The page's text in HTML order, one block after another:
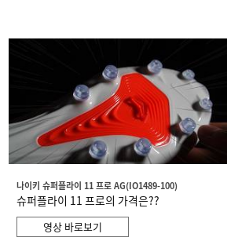
나이키 슈퍼플라이 11 프로 AG(IO1489-100)
슈퍼플라이 11 프로의 가격은??
영상 바로보기